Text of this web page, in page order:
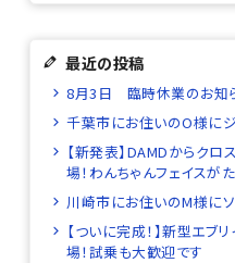
最近の投稿
8月3日 臨時休業のお知
千葉市にお住いのO様にジ
【新発表】DAMDからクロ
場！わんちゃんフェイスが
川崎市にお住いのM様にソ
【ついに完成！】新型エブ
場！試乗も大歓迎です